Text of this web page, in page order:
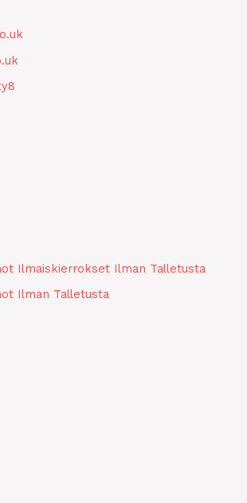
Ilmaiskierrokset Ilman Talletusta
Ilman Talletusta